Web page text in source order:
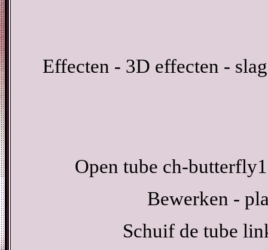
Effecten - 3D effecten -
Open tube ch-
Bewerken -
Schuif de tube